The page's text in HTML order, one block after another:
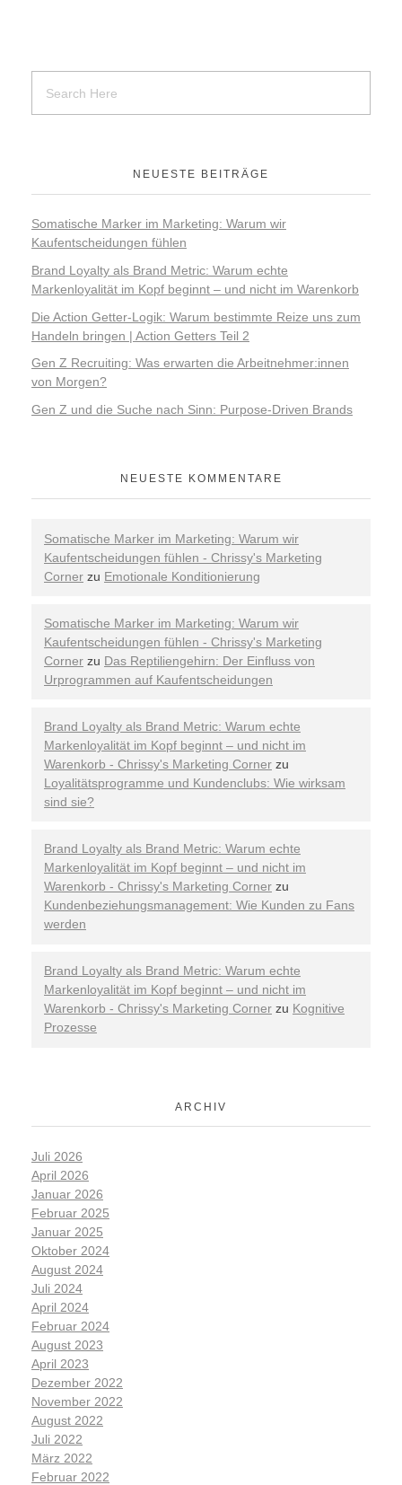
NEUESTE BEITRÄGE
Somatische Marker im Marketing: Warum wir
Kaufentscheidungen fühlen
Brand Loyalty als Brand Metric: Warum echte
Markenloyalität im Kopf beginnt – und nicht im Warenkorb
Die Action Getter-Logik: Warum bestimmte Reize uns zum
Handeln bringen | Action Getters Teil 2
Gen Z Recruiting: Was erwarten die Arbeitnehmer:innen
von Morgen?
Gen Z und die Suche nach Sinn: Purpose-Driven Brands
NEUESTE KOMMENTARE
Somatische Marker im Marketing: Warum wir
Kaufentscheidungen fühlen - Chrissy's Marketing
Corner zu Emotionale Konditionierung
Somatische Marker im Marketing: Warum wir
Kaufentscheidungen fühlen - Chrissy's Marketing
Corner zu Das Reptiliengehirn: Der Einfluss von
Urprogrammen auf Kaufentscheidungen
Brand Loyalty als Brand Metric: Warum echte
Markenloyalität im Kopf beginnt – und nicht im
Warenkorb - Chrissy's Marketing Corner zu
Loyalitätsprogramme und Kundenclubs: Wie wirksam
sind sie?
Brand Loyalty als Brand Metric: Warum echte
Markenloyalität im Kopf beginnt – und nicht im
Warenkorb - Chrissy's Marketing Corner zu
Kundenbeziehungsmanagement: Wie Kunden zu Fans
werden
Brand Loyalty als Brand Metric: Warum echte
Markenloyalität im Kopf beginnt – und nicht im
Warenkorb - Chrissy's Marketing Corner zu Kognitive
Prozesse
ARCHIV
Juli 2026
April 2026
Januar 2026
Februar 2025
Januar 2025
Oktober 2024
August 2024
Juli 2024
April 2024
Februar 2024
August 2023
April 2023
Dezember 2022
November 2022
August 2022
Juli 2022
März 2022
Februar 2022